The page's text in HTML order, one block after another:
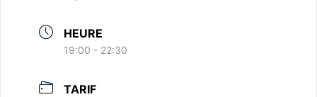
HEURE
19:00 - 22:30
TARIF